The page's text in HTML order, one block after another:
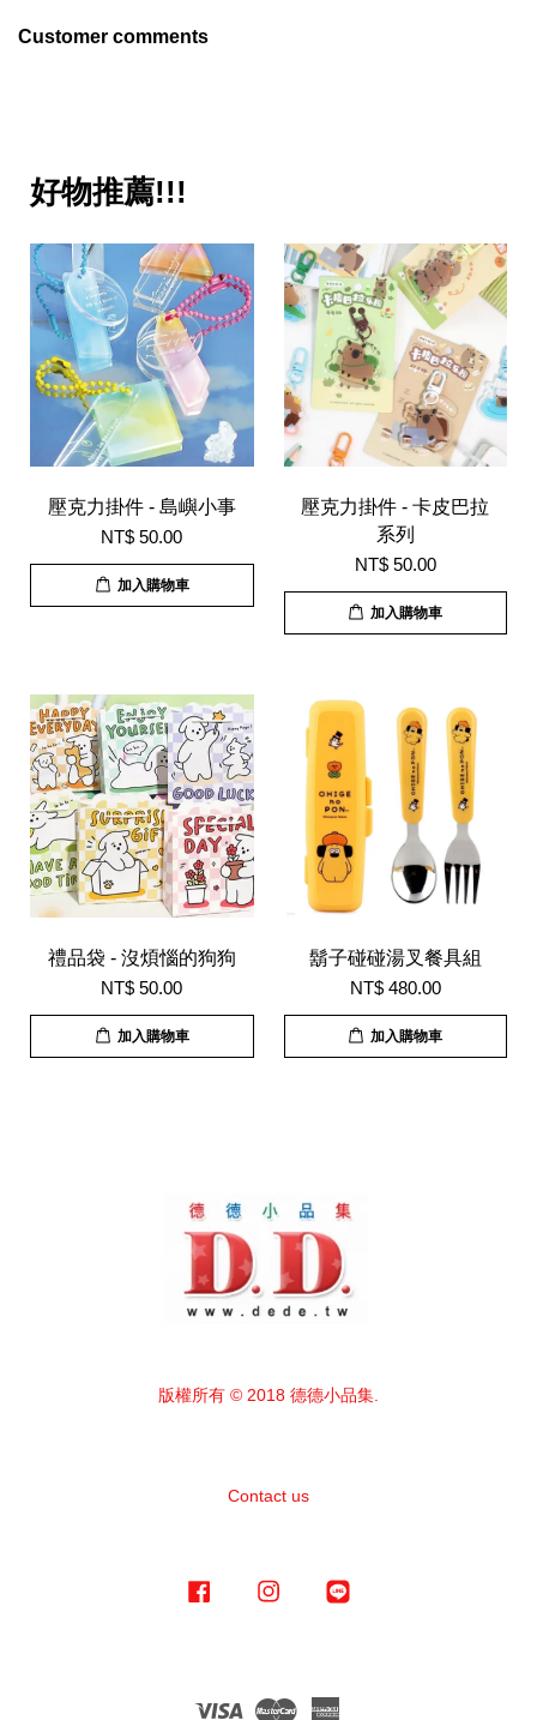
Customer comments
好物推薦!!!
壓克力掛件 - 島嶼小事
NT$ 50.00
加入購物車
壓克力掛件 - 卡皮巴拉
系列
NT$ 50.00
加入購物車
禮品袋 - 沒煩惱的狗狗
NT$ 50.00
加入購物車
鬍子碰碰湯叉餐具組
NT$ 480.00
加入購物車
版權所有 © 2018 德德小品集.
Contact us
Facebook Instagram
Visa Master